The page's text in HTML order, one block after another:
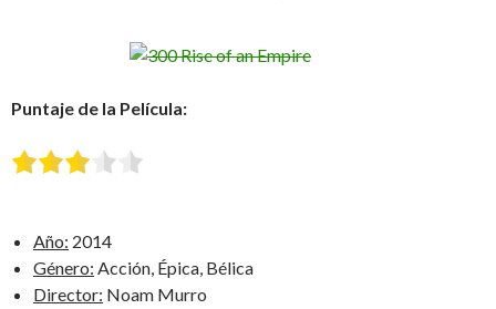
Puntaje de la Película:
Año: 2014
Género: Acción, Épica, Bélica
Director: Noam Murro